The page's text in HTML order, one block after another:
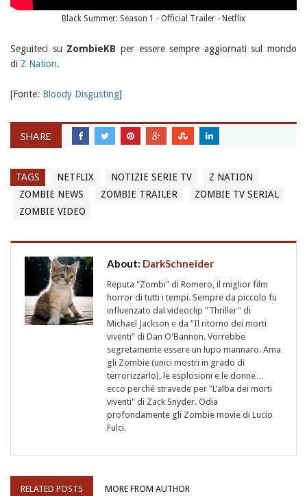
Black Summer: Season 1 - Official Trailer - Netflix
Seguiteci su ZombieKB per essere sempre aggiornati sul mondo
di Z Nation.
[Fonte: Bloody Disgusting]
SHARE
TAGS NETFLIX NOTIZIE SERIE TV
Z NATION
ZOMBIE NEWS
ZOMBIE TRAILER
ZOMBIE TV SERIAL
ZOMBIE VIDEO
About: DarkSchneider
Reputa "Zombi" di Romero, il miglior film
horror di tutti i tempi. Sempre da piccolo fu
influenzato dal videoclip "Thriller" di
Michael Jackson e da "Il ritorno dei morti
viventi" di Dan O'Bannon. Vorrebbe
segretamente essere un lupo mannaro. Ama
gli Zombie (unici mostri in grado di
terrorizzarlo), le esplosioni e le donne…
ecco perché stravede per "L’alba dei morti
viventi" di Zack Snyder. Odia
profondamente gli Zombie movie di Lucio
Fulci.
RELATED POSTS MORE FROM AUTHOR